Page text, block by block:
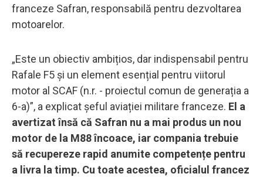
franceze Safran, responsabilă pentru dezvoltarea
motoarelor.
„Este un obiectiv ambițios, dar indispensabil pentru
Rafale F5 și un element esențial pentru viitorul
motor al SCAF (n.r. - proiectul comun de generația a
6-a)”, a explicat șeful aviației militare franceze. El a
avertizat însă că Safran nu a mai produs un nou
motor de la M88 încoace, iar compania trebuie
să recupereze rapid anumite competențe pentru
a livra la timp. Cu toate acestea, oficialul francez